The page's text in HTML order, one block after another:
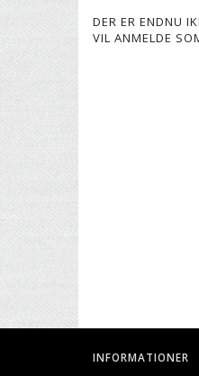
DER ER ENDNU
VIL ANMELDE
INFORMATIONER